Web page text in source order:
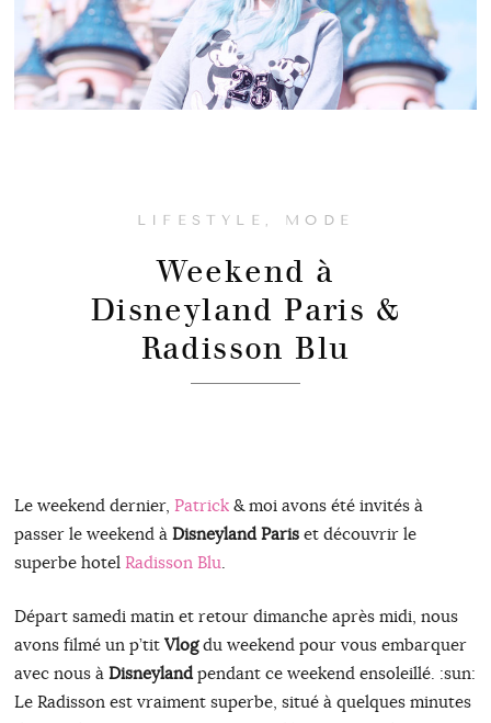
LIFESTYLE , MODE
Weekend à
Disneyland Paris &
Radisson Blu
Le weekend dernier, Patrick& moi avons été invités à
passer le weekend à Disneyland Pariset découvrir le
superbe hotel Radisson Blu.
Départ samedi matin et retour dimanche après midi, nous
avons filmé un p’tit Vlogdu weekend pour vous embarquer
avec nous à Disneylandpendant ce weekend ensoleillé. :sun:
Le Radisson est vraiment superbe, situé à quelques minutes